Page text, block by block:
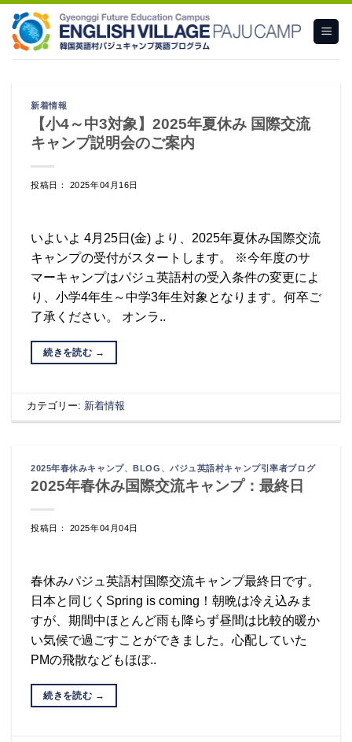
content
新着情報
【小4～中3対象】2025年夏休み 国際交流
キャンプ説明会のご案内
投稿日： 2025年04月16日
いよいよ 4月25日(金) より、2025年夏休み国際交流
キャンプの受付がスタートします。 ※今年度のサ
マーキャンプはパジュ英語村の受入条件の変更によ
り、小学4年生～中学3年生対象となります。何卒ご
了承ください。 オンラ..
続きを読む →
カテゴリー: 新着情報
2025年春休みキャンプ、BLOG 、パジュ英語村キャンプ引率者ブログ
2025年春休み国際交流キャンプ：最終日
投稿日： 2025年04月04日
春休みパジュ英語村国際交流キャンプ最終日です。
日本と同じくSpring is coming！朝晩は冷え込みま
すが、期間中ほとんど雨も降らず昼間は比較的暖か
い気候で過ごすことができました。心配していた
PMの飛散などもほぼ..
続きを読む →